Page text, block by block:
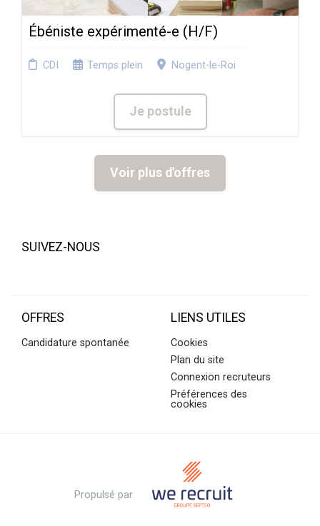
Ébéniste expérimenté-e (H/F)
CDI Temps plein Nogent-le-Roi
Je postule
Voir plus d'offres
SUIVEZ-NOUS
OFFRES
Candidature spontanée
LIENS UTILES
Cookies
Plan du site
Connexion recruteurs
Préférences des
cookies
Propulsé par